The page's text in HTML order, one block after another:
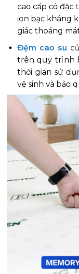
cao cấp có
ion bạc kháng
giác thoáng
Đệm cao su
trên quy trình
thời gian sử
vệ sinh và bảo